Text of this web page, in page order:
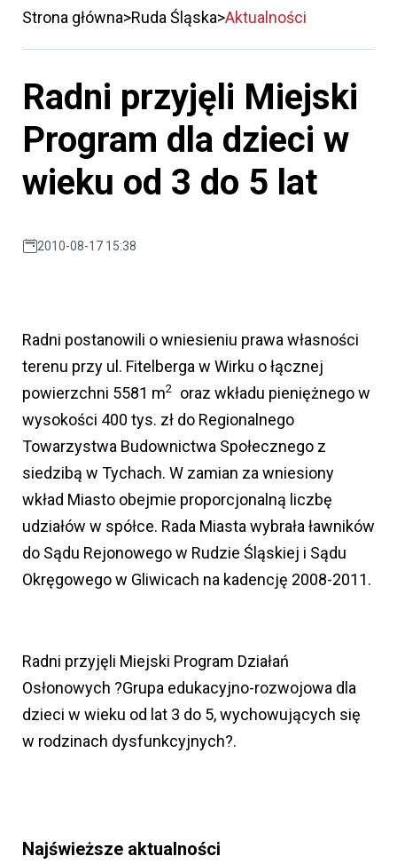
Strona główna Ruda Śląska Aktualności
Radni przyjęli Miejski
Program dla dzieci w
wieku od 3 do 5 lat
2010-08-17 15:38
Radni postanowili o wniesieniu prawa własności
terenu przy ul. Fitelberga w Wirku o łącznej
powierzchni 5581 m2
oraz wkładu pieniężnego w
wysokości 400 tys. zł do Regionalnego
Towarzystwa Budownictwa Społecznego z
siedzibą w Tychach. W zamian za wniesiony
wkład Miasto obejmie proporcjonalną liczbę
udziałów w spółce. Rada Miasta wybrała ławników
do Sądu Rejonowego w Rudzie Śląskiej i Sądu
Okręgowego w Gliwicach na kadencję 2008-2011.
Radni przyjęli Miejski Program Działań
Osłonowych ?Grupa edukacyjno-rozwojowa dla
dzieci w wieku od lat 3 do 5, wychowujących się
w rodzinach dysfunkcyjnych?.
Najświeższe aktualności